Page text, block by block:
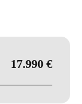
17.990 €